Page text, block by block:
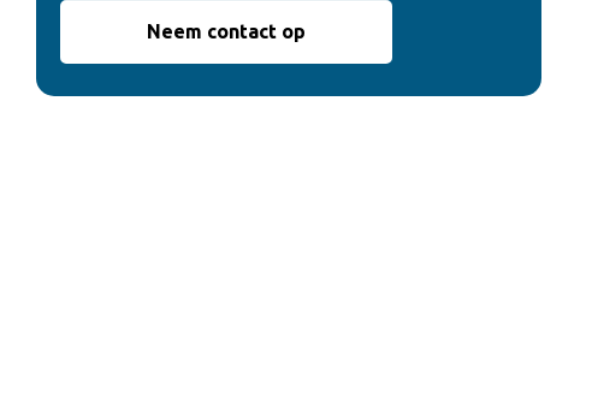
Neem contact op